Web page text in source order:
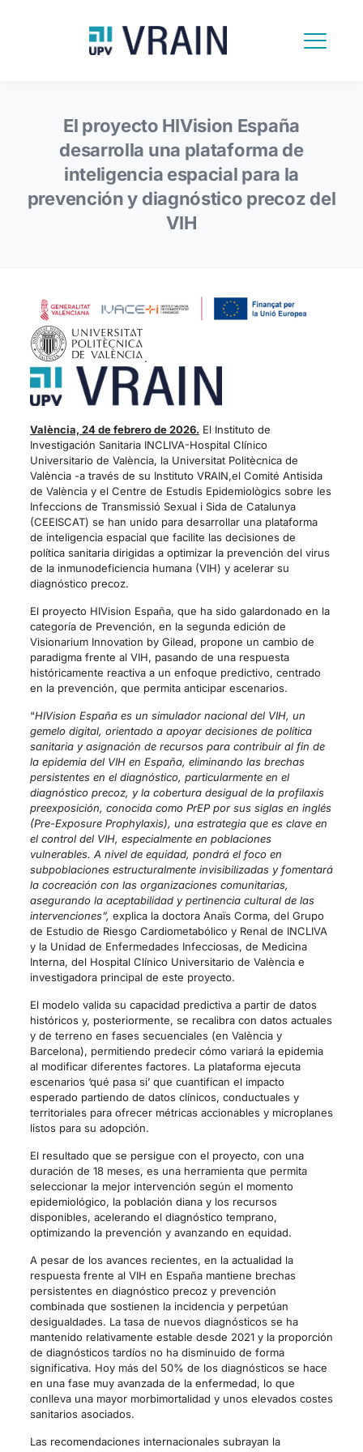
El proyecto HIVision España
desarrolla una plataforma de
inteligencia espacial para la
prevención y diagnóstico precoz del
VIH
.
València, 24 de febrero de 2026.El Instituto de
Investigación Sanitaria INCLIVA-Hospital Clínico
Universitario de València, la Universitat Politècnica de
València -a través de su Instituto VRAIN,el Comité Antisida
de València y el Centre de Estudis Epidemiològics sobre les
Infeccions de Transmissió Sexual i Sida de Catalunya
(CEEISCAT) se han unido para desarrollar una plataforma
de inteligencia espacial que facilite las decisiones de
política sanitaria dirigidas a optimizar la prevención del virus
de la inmunodeficiencia humana (VIH) y acelerar su
diagnóstico precoz.
El proyecto HIVision España, que ha sido galardonado en la
categoría de Prevención, en la segunda edición de
Visionarium Innovation by Gilead, propone un cambio de
paradigma frente al VIH, pasando de una respuesta
históricamente reactiva a un enfoque predictivo, centrado
en la prevención, que permita anticipar escenarios.
“HIVision España es un simulador nacional del VIH, un
gemelo digital, orientado a apoyar decisiones de política
sanitaria y asignación de recursos para contribuir al fin de
la epidemia del VIH en España, eliminando las brechas
persistentes en el diagnóstico, particularmente en el
diagnóstico precoz, y la cobertura desigual de la profilaxis
preexposición, conocida como PrEP por sus siglas en inglés
(Pre-Exposure Prophylaxis), una estrategia que es clave en
el control del VIH, especialmente en poblaciones
vulnerables. A nivel de equidad, pondrá el foco en
subpoblaciones estructuralmente invisibilizadas y fomentará
la cocreación con las organizaciones comunitarias,
asegurando la aceptabilidad y pertinencia cultural de las
intervenciones”, explica la doctora Anaïs Corma, del Grupo
de Estudio de Riesgo Cardiometabólico y Renal de INCLIVA
y la Unidad de Enfermedades Infecciosas, de Medicina
Interna, del Hospital Clínico Universitario de València e
investigadora principal de este proyecto.
El modelo valida su capacidad predictiva a partir de datos
históricos y, posteriormente, se recalibra con datos actuales
y de terreno en fases secuenciales (en València y
Barcelona), permitiendo predecir cómo variará la epidemia
al modificar diferentes factores. La plataforma ejecuta
escenarios ‘qué pasa si’ que cuantifican el impacto
esperado partiendo de datos clínicos, conductuales y
territoriales para ofrecer métricas accionables y microplanes
listos para su adopción.
El resultado que se persigue con el proyecto, con una
duración de 18 meses, es una herramienta que permita
seleccionar la mejor intervención según el momento
epidemiológico, la población diana y los recursos
disponibles, acelerando el diagnóstico temprano,
optimizando la prevención y avanzando en equidad.
A pesar de los avances recientes, en la actualidad la
respuesta frente al VIH en España mantiene brechas
persistentes en diagnóstico precoz y prevención
combinada que sostienen la incidencia y perpetúan
desigualdades. La tasa de nuevos diagnósticos se ha
mantenido relativamente estable desde 2021 y la proporción
de diagnósticos tardíos no ha disminuido de forma
significativa. Hoy más del 50% de los diagnósticos se hace
en una fase muy avanzada de la enfermedad, lo que
conlleva una mayor morbimortalidad y unos elevados costes
sanitarios asociados.
Las recomendaciones internacionales subrayan la